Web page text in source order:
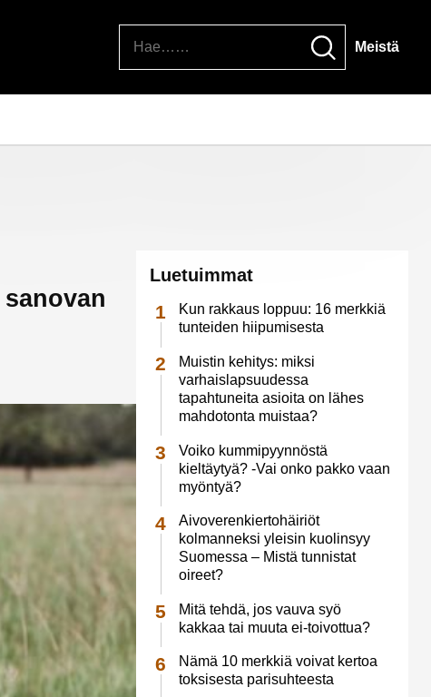
Meistä
Luetuimmat
Kun rakkaus loppuu: 16 merkkiä
tunteiden hiipumisesta
Muistin kehitys: miksi
varhaislapsuudessa
tapahtuneita asioita on lähes
mahdotonta muistaa?
Voiko kummipyynnöstä
kieltäytyä? -Vai onko pakko vaan
myöntyä?
Aivoverenkiertohäiriöt
kolmanneksi yleisin kuolinsyy
Suomessa – Mistä tunnistat
oireet?
Mitä tehdä, jos vauva syö
kakkaa tai muuta ei-toivottua?
Nämä 10 merkkiä voivat kertoa
toksisesta parisuhteesta